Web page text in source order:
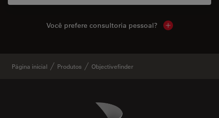
Você prefere consultoria pessoal? Show local
Página inicial Produtos Objectivefinder
Danaher Logo